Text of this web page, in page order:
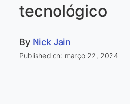
tecnológico
By Nick Jain
Published on: março 22, 2024